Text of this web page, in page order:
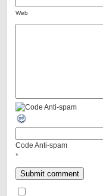
Web
Code Anti-spam
*